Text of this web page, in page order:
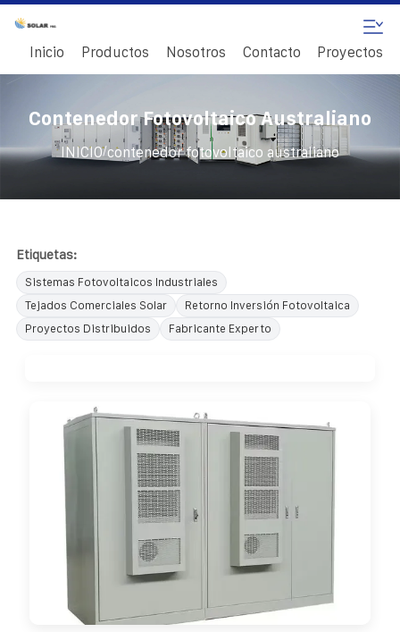
Inicio Productos Nosotros Contacto Proyectos
Contenedor Fotovoltaico Australiano
INICIO/contenedor fotovoltaico australiano
Etiquetas:
Sistemas Fotovoltaicos Industriales
Tejados Comerciales Solar
Retorno Inversión Fotovoltaica
Proyectos Distribuidos
Fabricante Experto